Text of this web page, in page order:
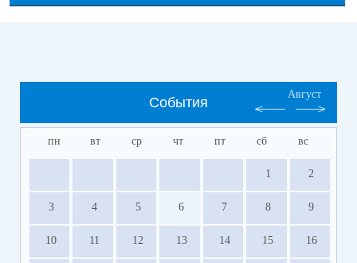
События
Август
пн вт ср чт пт сб вс
1 2
3 4 5 6 7 8 9
10 11 12 13 14 15 16